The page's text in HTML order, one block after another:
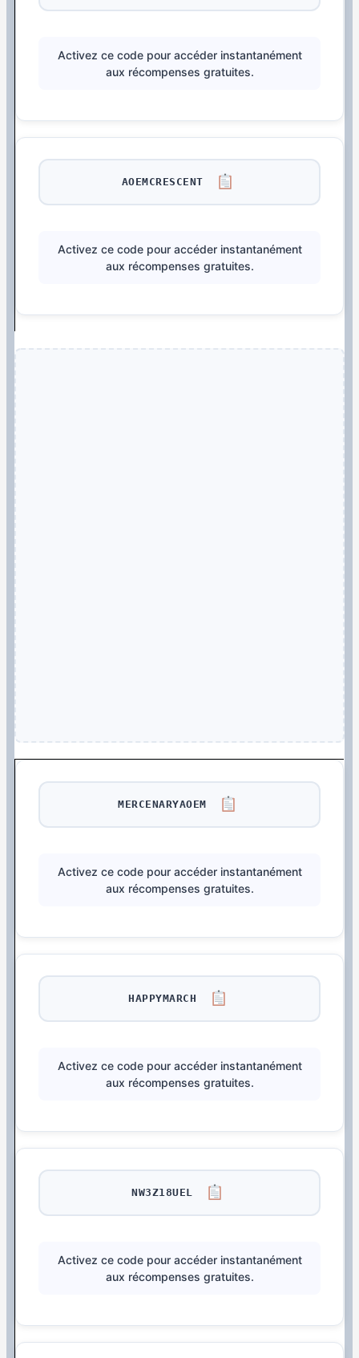
Activez ce code pour accéder instantanément
aux récompenses gratuites.
AOEMCRESCENT
Activez ce code pour accéder instantanément
aux récompenses gratuites.
MERCENARYAOEM
Activez ce code pour accéder instantanément
aux récompenses gratuites.
HAPPYMARCH
Activez ce code pour accéder instantanément
aux récompenses gratuites.
NW3Z18UEL
Activez ce code pour accéder instantanément
aux récompenses gratuites.